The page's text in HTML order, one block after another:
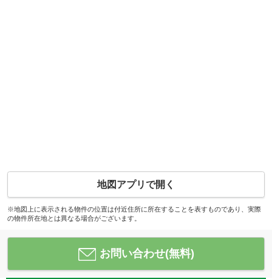
地図アプリで開く
※地図上に表示される物件の位置は付近住所に所在することを表すものであり、実際
の物件所在地とは異なる場合がございます。
お問い合わせ(無料)